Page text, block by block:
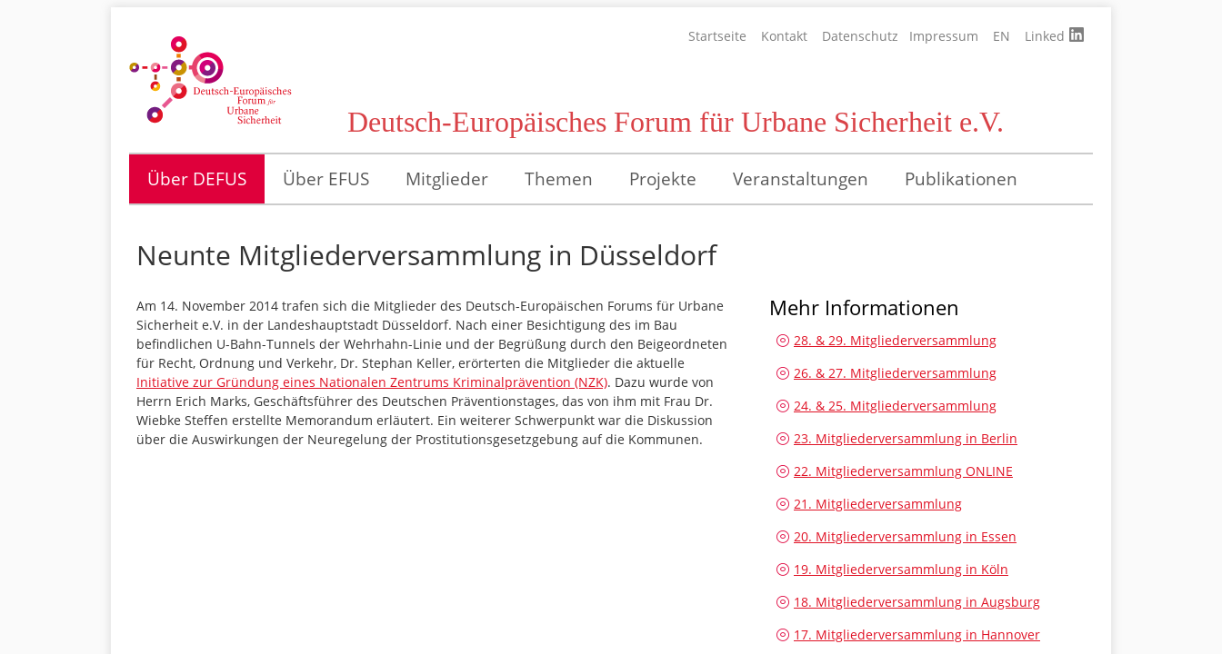
Startseite Kontakt Datenschutz Impressum EN Linked
Deutsch-Europäisches Forum für Urbane Sicherheit e.V.
Über DEFUS Über EFUS Mitglieder Themen Projekte Veranstaltungen Publikationen
Neunte Mitgliederversammlung in Düsseldorf
Am 14. November 2014 trafen sich die Mitglieder des Deutsch-Europäischen Forums für Urbane
Sicherheit e.V. in der Landeshauptstadt Düsseldorf. Nach einer Besichtigung des im Bau
befindlichen U-Bahn-Tunnels der Wehrhahn-Linie und der Begrüßung durch den Beigeordneten
für Recht, Ordnung und Verkehr, Dr. Stephan Keller, erörterten die Mitglieder die aktuelle
Initiative zur Gründung eines Nationalen Zentrums Kriminalprävention (NZK). Dazu wurde von
Herrn Erich Marks, Geschäftsführer des Deutschen Präventionstages, das von ihm mit Frau Dr.
Wiebke Steffen erstellte Memorandum erläutert. Ein weiterer Schwerpunkt war die Diskussion
über die Auswirkungen der Neuregelung der Prostitutionsgesetzgebung auf die Kommunen.
Mehr Informationen
28. & 29. Mitgliederversammlung
26. & 27. Mitgliederversammlung
24. & 25. Mitgliederversammlung
23. Mitgliederversammlung in Berlin
22. Mitgliederversammlung ONLINE
21. Mitgliederversammlung
20. Mitgliederversammlung in Essen
19. Mitgliederversammlung in Köln
18. Mitgliederversammlung in Augsburg
17. Mitgliederversammlung in Hannover